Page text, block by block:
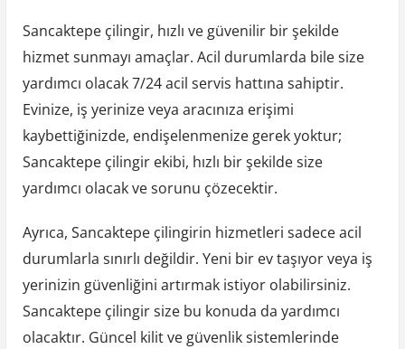
Sancaktepe çilingir, hızlı ve güvenilir bir şekilde
hizmet sunmayı amaçlar. Acil durumlarda bile size
yardımcı olacak 7/24 acil servis hattına sahiptir.
Evinize, iş yerinize veya aracınıza erişimi
kaybettiğinizde, endişelenmenize gerek yoktur;
Sancaktepe çilingir ekibi, hızlı bir şekilde size
yardımcı olacak ve sorunu çözecektir.
Ayrıca, Sancaktepe çilingirin hizmetleri sadece acil
durumlarla sınırlı değildir. Yeni bir ev taşıyor veya iş
yerinizin güvenliğini artırmak istiyor olabilirsiniz.
Sancaktepe çilingir size bu konuda da yardımcı
olacaktır. Güncel kilit ve güvenlik sistemlerinde